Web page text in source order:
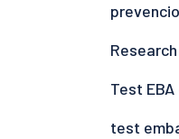
Research
Test
test